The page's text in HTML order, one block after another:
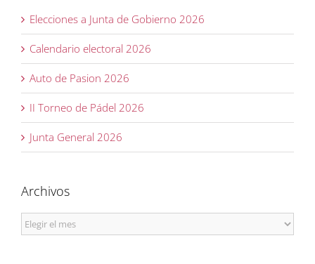
Elecciones a Junta de Gobierno 2026
Calendario electoral 2026
Auto de Pasion 2026
II Torneo de Pádel 2026
Junta General 2026
Archivos
Archivos